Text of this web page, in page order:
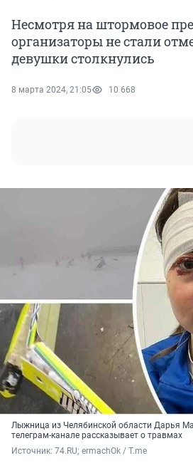
Несмотря на штормовое
организаторы не стали
девушки столкнулись
8 марта 2024, 21:05 10 668
Лыжница из Челябинской области Дарья
телеграм-канале рассказывает о травмах
Источник: 74.RU; ermachOk / T.me